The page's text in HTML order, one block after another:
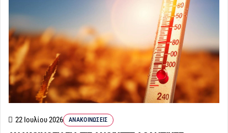
22 Ιουλίου 2026 ΑΝΑΚΟΙΝΏΣΕΙΣ